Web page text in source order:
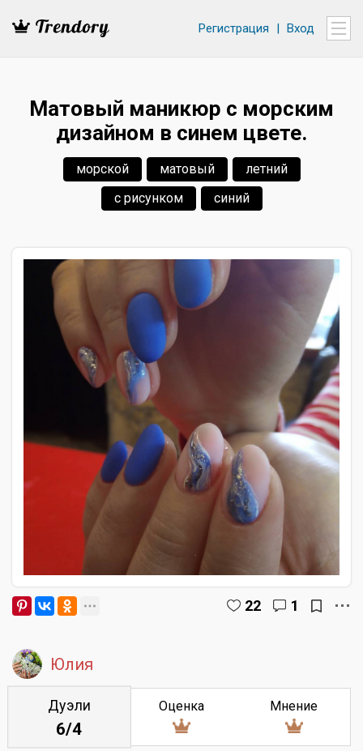
Регистрация | Вход
Матовый маникюр с морским
дизайном в синем цвете.
морской матовый
летний
с рисунком
синий
22 1
Юлия
Дуэли
6/4
Оценка Мнение